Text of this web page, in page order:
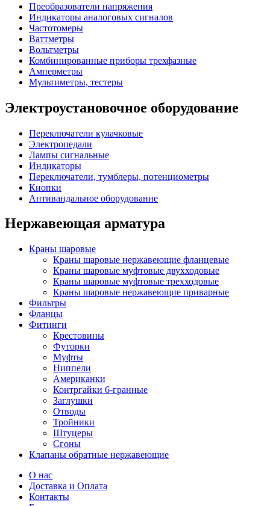
Преобразователи напряжения
Индикаторы аналоговых сигналов
Частотомеры
Ваттметры
Вольтметры
Комбинированные приборы трехфазные
Амперметры
Мультиметры, тестеры
Электроустановочное оборудование
Переключатели кулачковые
Электропедали
Лампы сигнальные
Индикаторы
Переключатели, тумблеры, потенциометры
Кнопки
Антивандальное оборудование
Нержавеющая арматура
Краны шаровые
Краны шаровые нержавеющие фланцевые
Краны шаровые муфтовые двухходовые
Краны шаровые муфтовые трехходовые
Краны шаровые нержавеющие приварные
Фильтры
Фланцы
Фитинги
Крестовины
Футорки
Муфты
Ниппели
Американки
Контргайки 6-гранные
Заглушки
Отводы
Тройники
Штуцеры
Сгоны
Клапаны обратные нержавеющие
О нас
Доставка и Оплата
Контакты